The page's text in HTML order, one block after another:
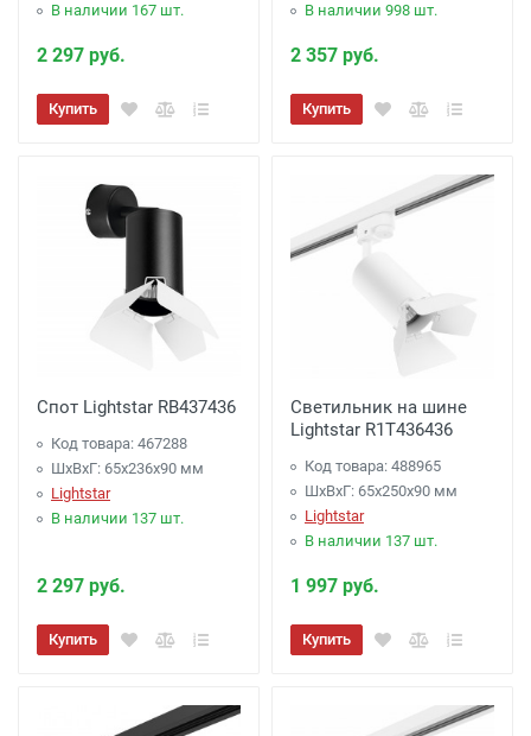
В наличии 167 шт.
2 297 руб.
Купить
В наличии 998 шт.
2 357 руб.
Купить
Спот Lightstar RB437436
Код товара: 467288
ШхВхГ: 65x236x90 мм
Lightstar
В наличии 137 шт.
2 297 руб.
Купить
Светильник на шине
Lightstar R1T436436
Код товара: 488965
ШхВхГ: 65x250x90 мм
Lightstar
В наличии 137 шт.
1 997 руб.
Купить